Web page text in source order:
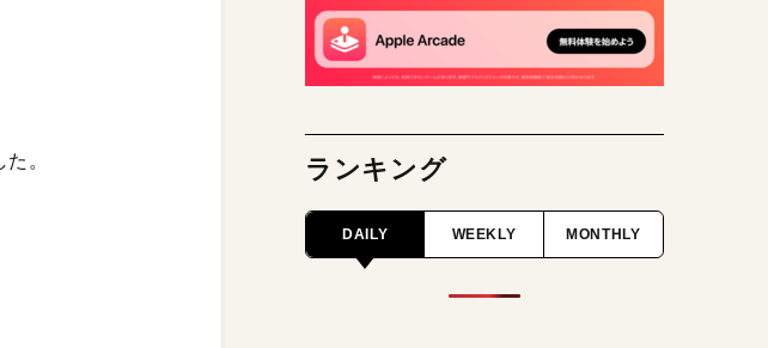
。 ランキング
DAILY WEEKLY MONTHLY